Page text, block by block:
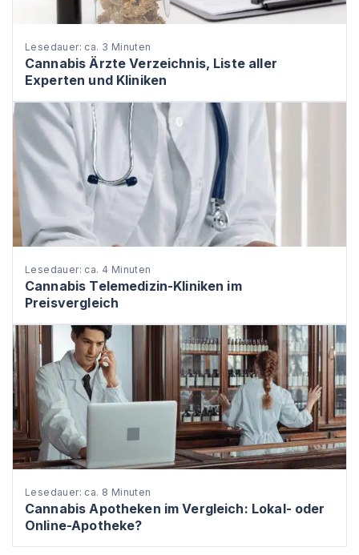
Lesedauer: ca. 3 Minuten
Cannabis Ärzte Verzeichnis, Liste aller
Experten und Kliniken
Lesedauer: ca. 4 Minuten
Cannabis Telemedizin-Kliniken im
Preisvergleich
Lesedauer: ca. 8 Minuten
Cannabis Apotheken im Vergleich: Lokal- oder
Online-Apotheke?